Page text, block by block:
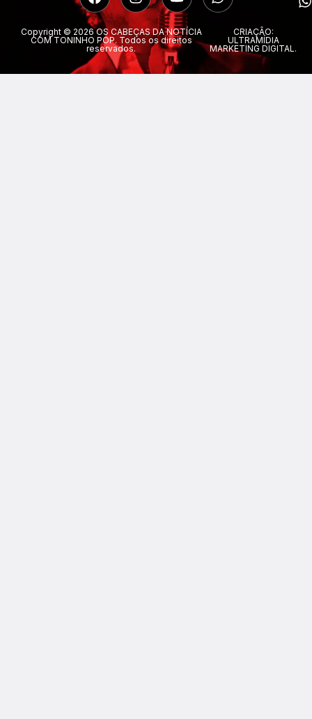
Copyright © 2026 OS CABEÇAS DA NOTÍCIA
COM TONINHO POP. Todos os direitos
reservados.
CRIAÇÃO:
ULTRAMÍDIA
MARKETING DIGITAL.